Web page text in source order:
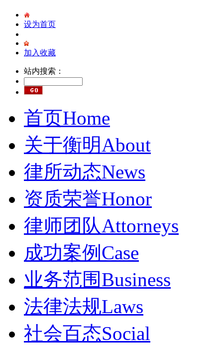
设为首页
加入收藏
站内搜索：
首页Home
关于衡明About
律所动态News
资质荣誉Honor
律师团队Attorneys
成功案例 Case
业务范围Business
法律法规Laws
社会百态Social